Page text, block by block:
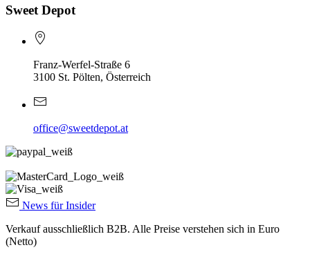
Sweet Depot
Franz-Werfel-Straße 6
3100 St. Pölten, Österreich
office@sweetdepot.at
News für Insider
Verkauf ausschließlich B2B. Alle Preise verstehen sich in Euro
(Netto)